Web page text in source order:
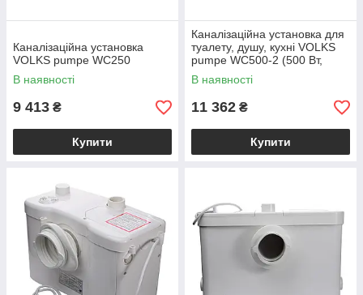
Каналізаційна установка
VOLKS pumpe WC250
В наявності
9 413 ₴
Купити
Каналізаційна установка для
туалету, душу, кухні VOLKS
pumpe WC500-2 (500 Вт,
напір 8 м, 166 л/хв)
В наявності
11 362 ₴
Купити